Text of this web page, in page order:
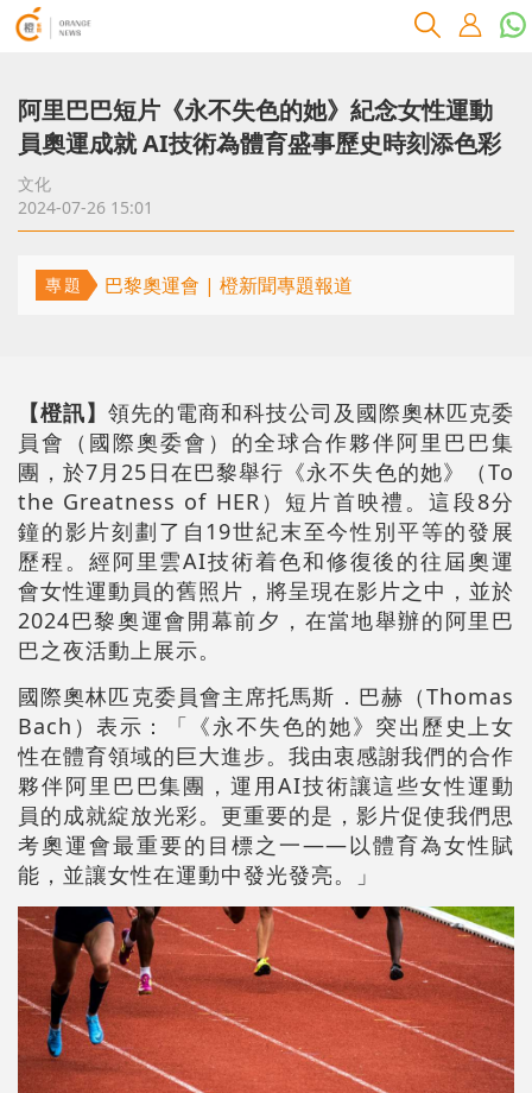
阿里巴巴短片《永不失色的她》紀念女性運動
員奧運成就 AI技術為體育盛事歷史時刻添色彩
文化
2024-07-26 15:01
專題 巴黎奧運會 | 橙新聞專題報道
【橙訊】 領先的電商和科技公司及國際奧林匹克委
員會（國際奧委會）的全球合作夥伴阿里巴巴集
團，於7月25日在巴黎舉行《永不失色的她》（To
the Greatness of HER）短片首映禮。這段8分
鐘的影片刻劃了自19世紀末至今性別平等的發展
歷程。經阿里雲AI技術着色和修復後的往屆奧運
會女性運動員的舊照片，將呈現在影片之中，並於
2024巴黎奧運會開幕前夕，在當地舉辦的阿里巴
巴之夜活動上展示。
國際奧林匹克委員會主席托馬斯．巴赫（Thomas
Bach）表示：「《永不失色的她》突出歷史上女
性在體育領域的巨大進步。我由衷感謝我們的合作
夥伴阿里巴巴集團，運用AI技術讓這些女性運動
員的成就綻放光彩。更重要的是，影片促使我們思
考奧運會最重要的目標之一——以體育為女性賦
能，並讓女性在運動中發光發亮。」